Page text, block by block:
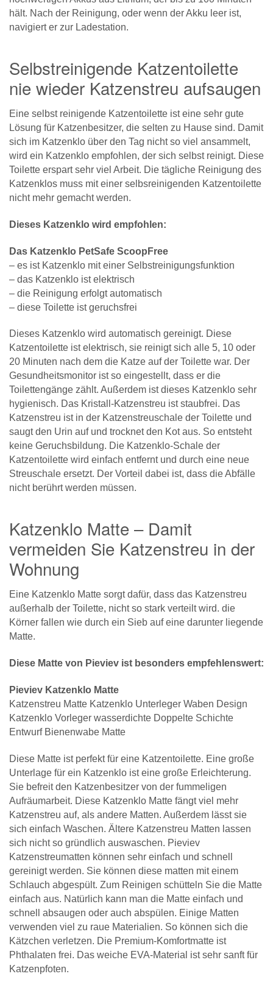
hält. Nach der Reinigung, oder wenn der Akku leer ist,
navigiert er zur Ladestation.
Selbstreinigende Katzentoilette
nie wieder Katzenstreu aufsaugen
Eine selbst reinigende Katzentoilette ist eine sehr gute
Lösung für Katzenbesitzer, die selten zu Hause sind. Damit
sich im Katzenklo über den Tag nicht so viel ansammelt,
wird ein Katzenklo empfohlen, der sich selbst reinigt. Diese
Toilette erspart sehr viel Arbeit. Die tägliche Reinigung des
Katzenklos muss mit einer selbsreinigenden Katzentoilette
nicht mehr gemacht werden.
Dieses Katzenklo wird empfohlen:
Das Katzenklo PetSafe ScoopFree
– es ist Katzenklo mit einer Selbstreinigungsfunktion
– das Katzenklo ist elektrisch
– die Reinigung erfolgt automatisch
– diese Toilette ist geruchsfrei
Dieses Katzenklo wird automatisch gereinigt. Diese
Katzentoilette ist elektrisch, sie reinigt sich alle 5, 10 oder
20 Minuten nach dem die Katze auf der Toilette war. Der
Gesundheitsmonitor ist so eingestellt, dass er die
Toilettengänge zählt. Außerdem ist dieses Katzenklo sehr
hygienisch. Das Kristall-Katzenstreu ist staubfrei. Das
Katzenstreu ist in der Katzenstreuschale der Toilette und
saugt den Urin auf und trocknet den Kot aus. So entsteht
keine Geruchsbildung. Die Katzenklo-Schale der
Katzentoilette wird einfach entfernt und durch eine neue
Streuschale ersetzt. Der Vorteil dabei ist, dass die Abfälle
nicht berührt werden müssen.
Katzenklo Matte – Damit
vermeiden Sie Katzenstreu in der
Wohnung
Eine Katzenklo Matte sorgt dafür, dass das Katzenstreu
außerhalb der Toilette, nicht so stark verteilt wird. die
Körner fallen wie durch ein Sieb auf eine darunter liegende
Matte.
Diese Matte von Pieviev ist besonders empfehlenswert:
Pieviev Katzenklo Matte
Katzenstreu Matte Katzenklo Unterleger Waben Design
Katzenklo Vorleger wasserdichte Doppelte Schichte
Entwurf Bienenwabe Matte
Diese Matte ist perfekt für eine Katzentoilette. Eine große
Unterlage für ein Katzenklo ist eine große Erleichterung.
Sie befreit den Katzenbesitzer von der fummeligen
Aufräumarbeit. Diese Katzenklo Matte fängt viel mehr
Katzenstreu auf, als andere Matten. Außerdem lässt sie
sich einfach Waschen. Ältere Katzenstreu Matten lassen
sich nicht so gründlich auswaschen. Pieviev
Katzenstreumatten können sehr einfach und schnell
gereinigt werden. Sie können diese matten mit einem
Schlauch abgespült. Zum Reinigen schütteln Sie die Matte
einfach aus. Natürlich kann man die Matte einfach und
schnell absaugen oder auch abspülen. Einige Matten
verwenden viel zu raue Materialien. So können sich die
Kätzchen verletzen. Die Premium-Komfortmatte ist
Phthalaten frei. Das weiche EVA-Material ist sehr sanft für
Katzenpfoten.